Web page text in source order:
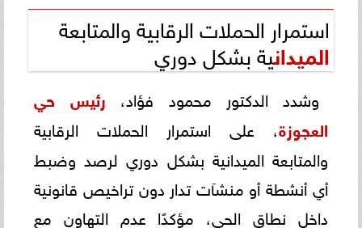
استمرار الحملات الرقابية والمتابعة
الميدانية بشكل دوري
وشدد الدكتور محمود فؤاد، رئيس حي
العجوزة، على استمرار الحملات الرقابية
والمتابعة الميدانية بشكل دوري لرصد وضبط
أي أنشطة أو منشآت تدار دون تراخيص قانونية
داخل نطاق الحي، مؤكدًا عدم التهاون مع